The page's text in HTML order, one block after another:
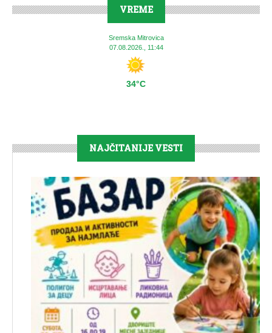
VREME
Sremska Mitrovica
07.08.2026., 11:44
34°C
NAJČITANIJE VESTI